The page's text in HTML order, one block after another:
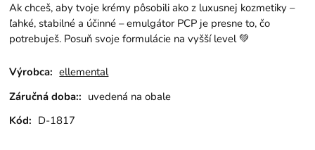
Ak chceš, aby tvoje krémy pôsobili ako z luxusnej kozmetiky –
ľahké, stabilné a účinné – emulgátor PCP je presne to, čo
potrebuješ. Posuň svoje formulácie na vyšší level 💚
Výrobca: ellemental
Záručná doba:: uvedená na obale
Kód: D-1817